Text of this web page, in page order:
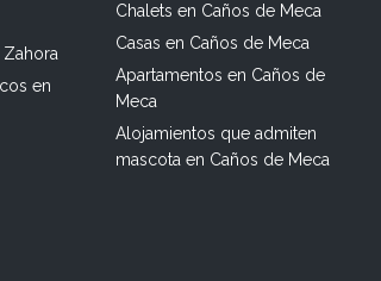
en
Chalets en Caños de Meca
Casas en Caños de Meca
Apartamentos en Caños de
Meca
Alojamientos que admiten
mascota en Caños de Meca